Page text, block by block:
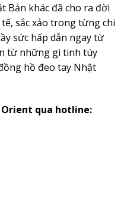
Bản khác đã cho ra đời
sắc xảo trong từng chi
sức hấp dẫn ngay từ
từ những gì tinh túy
hồ đeo tay Nhật
Orient qua hotline: